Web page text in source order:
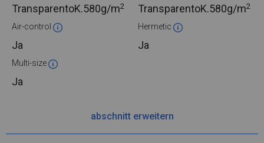
TransparentoK.580g/m2 TransparentoK.580g/m2
Air-control
Ja
Hermetic
Ja
Multi-size
Ja
abschnitt erweitern